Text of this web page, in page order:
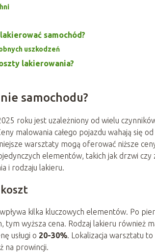
samochód?
uszkodzeń
lakierowania?
samochodu?
roku jest uzależniony od wielu
malowania całego pojazdu wahają się od
warsztaty mogą oferować niższe
elementów, takich jak drzwi czy
i rodzaju lakieru.
kilka kluczowych elementów. Po
wyższa cena. Rodzaj lakieru również
usługi o 20-30%. Lokalizacja warsztatu
na prowincji.